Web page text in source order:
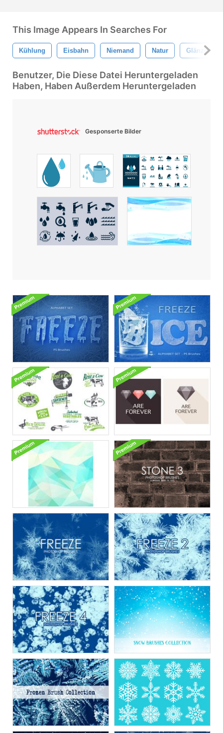
This Image Appears In Searches For
Kühlung Eisbahn Niemand Natur Glänzend
Benutzer, Die Diese Datei Heruntergeladen
Haben, Haben Außerdem Heruntergeladen
Gesponserte Bilder